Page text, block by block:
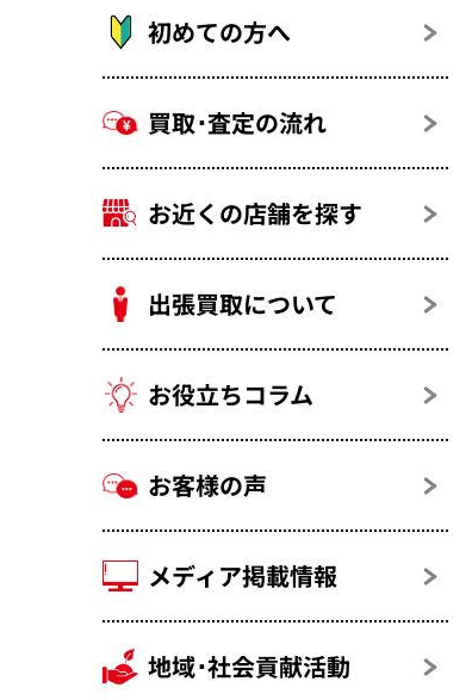
初めての方へ
買取･査定の流れ
お近くの店舗を探す
出張買取について
お役立ちコラム
お客様の声
メディア掲載情報
地域･社会貢献活動